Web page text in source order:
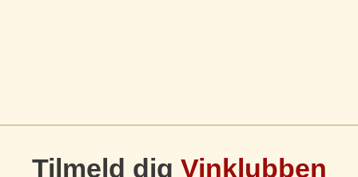
Tilmeld dig Vinklubben